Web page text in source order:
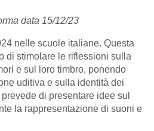
data 15/12/23
nelle scuole italiane. Questa
di stimolare le riflessioni sulla
e sul loro timbro, ponendo
uditiva e sulla identità dei
di presentare idee sul
la rappresentazione di suoni e